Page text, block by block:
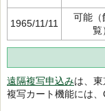
1965/11/11
可能（
覧
遠隔複写申込みは、
複写カート機能には